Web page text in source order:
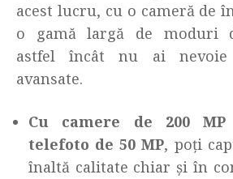
acest lucru, cu o cameră de
o gamă largă de moduri
astfel încât nu ai nevoie
avansate.
Cu camere de 200
telefoto de 50 MP, poți
înaltă calitate chiar și în